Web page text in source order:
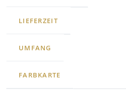
LIEFERZEIT
UMFANG
FARBKARTE